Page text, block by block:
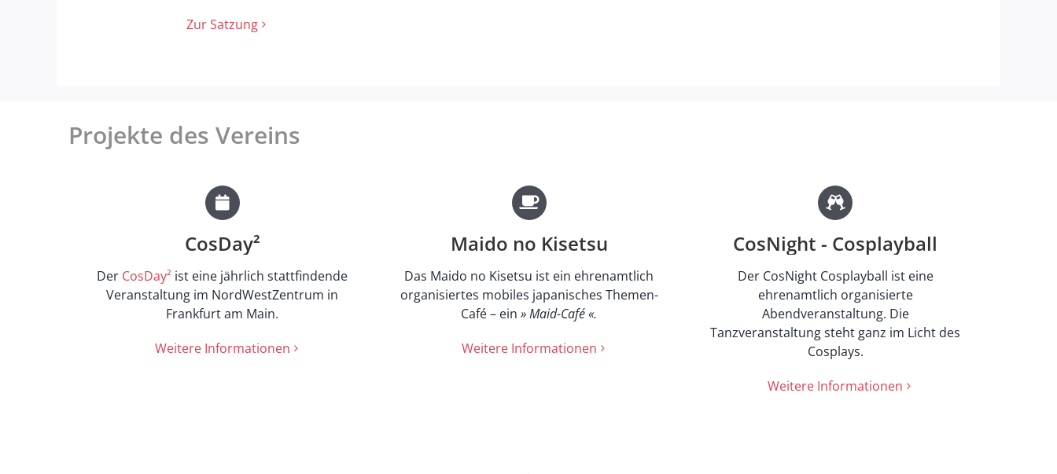
Zur Satzung
Projekte des Vereins
CosDay²
Der CosDay² ist eine jährlich stattfindende
Veranstaltung im NordWestZentrum in
Frankfurt am Main.
Weitere Informationen
Maido no Kisetsu
Das Maido no Kisetsu ist ein ehrenamtlich
organisiertes mobiles japanisches Themen-
Café – ein » Maid-Café «.
Weitere Informationen
CosNight - Cosplayball
Der CosNight Cosplayball ist eine
ehrenamtlich organisierte
Abendveranstaltung. Die
Tanzveranstaltung steht ganz im Licht des
Cosplays.
Weitere Informationen